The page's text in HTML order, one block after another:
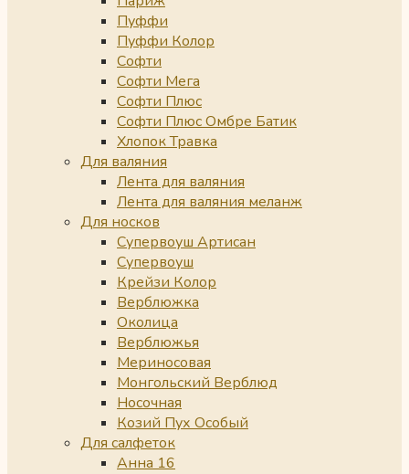
Пуффи
Пуффи Колор
Софти
Софти Мега
Софти Плюс
Софти Плюс Омбре Батик
Хлопок Травка
Для валяния
Лента для валяния
Лента для валяния меланж
Для носков
Супервоуш Артисан
Супервоуш
Крейзи Колор
Верблюжка
Околица
Верблюжья
Мериносовая
Монгольский Верблюд
Носочная
Козий Пух Особый
Для салфеток
Анна 16